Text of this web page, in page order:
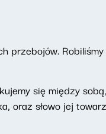
przebojów.
się między
oraz słowo jej